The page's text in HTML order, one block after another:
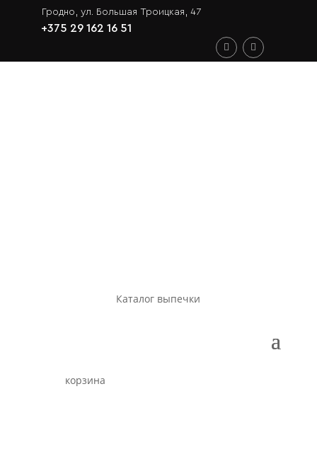
Гродно, ул. Большая Троицкая, 47
+375 29 162 16 51
Каталог выпечки
корзина